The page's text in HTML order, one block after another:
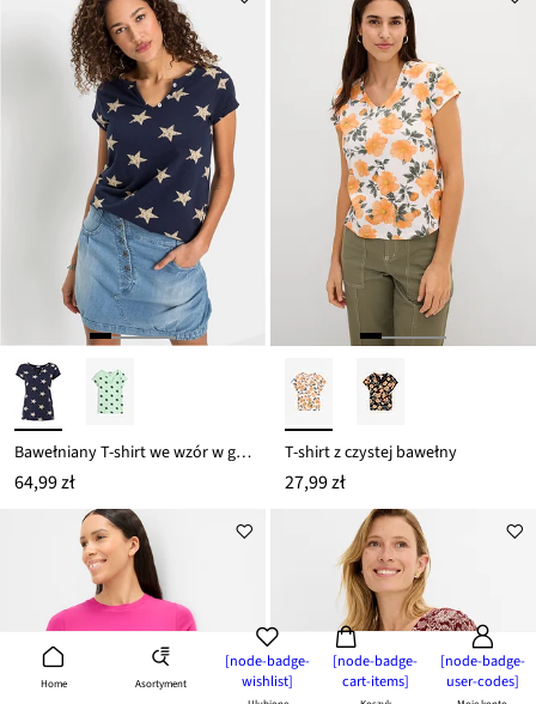
Home Asortyment
[node-badge-
wishlist]
[node-badge-
cart-items]
[node-badge-
user-codes]
Bawełniany T-shirt we wzór w gwiazdki
64,99 zł
T-shirt z czystej bawełny
27,99 zł